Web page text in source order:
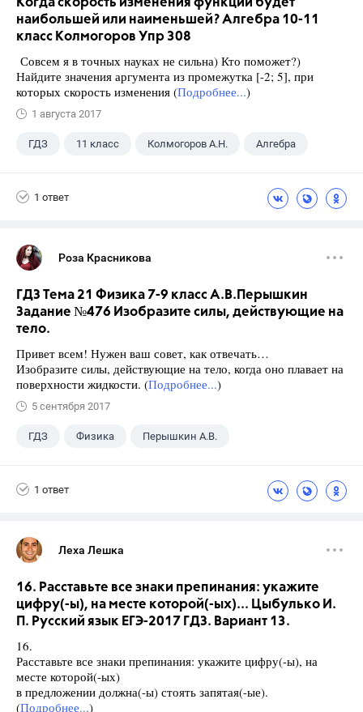
Когда скорость изменения функции будет
наибольшей или наименьшей? Алгебра 10-11
класс Колмогоров Упр 308
Совсем я в точных науках не сильна) Кто поможет?)
Найдите значения аргумента из промежутка [-2; 5], при
которых скорость изменения (Подробнее...)
1 августа 2017
ГДЗ 11 класс Колмогоров А.Н. Алгебра
1 ответ
Роза Красникова
ГДЗ Тема 21 Физика 7-9 класс А.В.Перышкин
Задание №476 Изобразите силы, действующие на
тело.
Привет всем! Нужен ваш совет, как отвечать…
Изобразите силы, действующие на тело, когда оно плавает на
поверхности жидкости. (Подробнее...)
5 сентября 2017
ГДЗ Физика Перышкин А.В.
1 ответ
Леха Лешка
16. Расставьте все знаки препинания: укажите
цифру(-ы), на месте которой(-ых)... Цыбулько И.
П. Русский язык ЕГЭ-2017 ГДЗ. Вариант 13.
16.
Расставьте все знаки препинания: укажите цифру(-ы), на
месте которой(-ых)
в предложении должна(-ы) стоять запятая(-ые).
(Подробнее...)